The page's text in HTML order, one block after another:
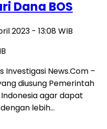
Dana BOS
2023 - 13:08 WIB
Investigasi News.Com –
diusung Pemerintah
agar dapat
lebih…